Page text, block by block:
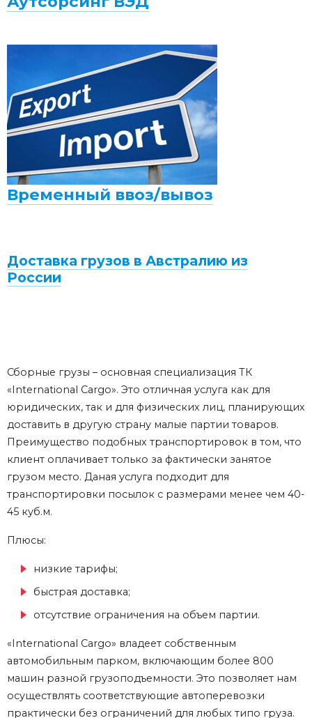
Временный ввоз/вывоз
Доставка грузов в Австралию из
России
Сборные грузы – основная специализация ТК
«International Cargo». Это отличная услуга как для
юридических, так и для физических лиц, планирующих
доставить в другую страну малые партии товаров.
Преимущество подобных транспортировок в том, что
клиент оплачивает только за фактически занятое
грузом место. Даная услуга подходит для
транспортировки посылок с размерами менее чем 40-
45 куб.м.
Плюсы:
низкие тарифы;
быстрая доставка;
отсутствие ограничения на объем партии.
«International Cargo» владеет собственным
автомобильным парком, включающим более 800
машин разной грузоподъемности. Это позволяет нам
осуществлять соответствующие автоперевозки
практически без ограничений для любых типо груза.